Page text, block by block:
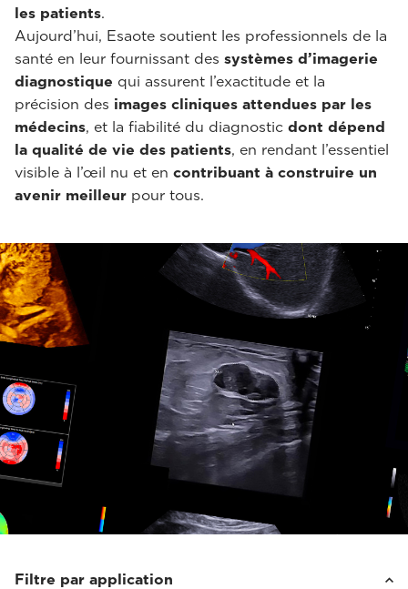
les patients.
Aujourd’hui, Esaote soutient les professionnels de la
santé en leur fournissant des systèmes d’imagerie
diagnostique qui assurent l’exactitude et la
précision des images cliniques attendues par les
médecins, et la fiabilité du diagnostic dont dépend
la qualité de vie des patients, en rendant l’essentiel
visible à l’œil nu et en contribuant à construire un
avenir meilleur pour tous.
Filtre par application